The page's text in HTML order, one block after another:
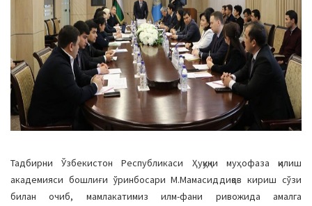
Тадбирни Ўзбекистон Республикаси Ҳуқуқни муҳофаза қилиш
академияси бошлиғи ўринбосари М.Мамасиддиқов кириш сўзи
билан очиб, мамлакатимиз илм-фани ривожида амалга